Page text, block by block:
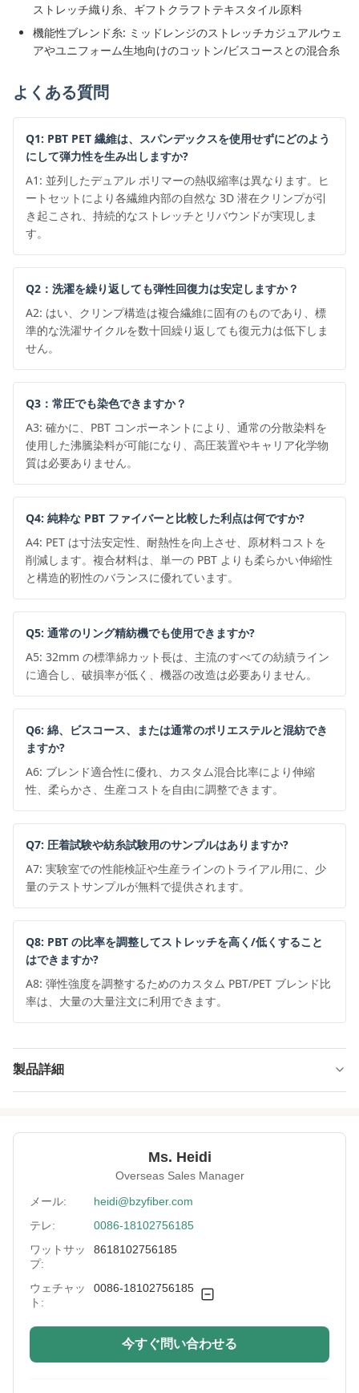
ストレッチ織り糸、ギフトクラフトテキスタイル原料
機能性ブレンド糸: ミッドレンジのストレッチカジュアルウェ
アやユニフォーム生地向けのコットン/ビスコースとの混合糸
よくある質問
Q1: PBT PET 繊維は、スパンデックスを使用せずにどのよう
にして弾力性を生み出しますか?
A1: 並列したデュアル ポリマーの熱収縮率は異なります。ヒ
ートセットにより各繊維内部の自然な 3D 潜在クリンプが引
き起こされ、持続的なストレッチとリバウンドが実現しま
す。
Q2：洗濯を繰り返しても弾性回復力は安定しますか？
A2: はい、クリンプ構造は複合繊維に固有のものであり、標
準的な洗濯サイクルを数十回繰り返しても復元力は低下しま
せん。
Q3：常圧でも染色できますか？
A3: 確かに、PBT コンポーネントにより、通常の分散染料を
使用した沸騰染料が可能になり、高圧装置やキャリア化学物
質は必要ありません。
Q4: 純粋な PBT ファイバーと比較した利点は何ですか?
A4: PET は寸法安定性、耐熱性を向上させ、原材料コストを
削減します。複合材料は、単一の PBT よりも柔らかい伸縮性
と構造的靭性のバランスに優れています。
Q5: 通常のリング精紡機でも使用できますか?
A5: 32mm の標準綿カット長は、主流のすべての紡績ライン
に適合し、破損率が低く、機器の改造は必要ありません。
Q6: 綿、ビスコース、または通常のポリエステルと混紡でき
ますか?
A6: ブレンド適合性に優れ、カスタム混合比率により伸縮
性、柔らかさ、生産コストを自由に調整できます。
Q7: 圧着試験や紡糸試験用のサンプルはありますか?
A7: 実験室での性能検証や生産ラインのトライアル用に、少
量のテストサンプルが無料で提供されます。
Q8: PBT の比率を調整してストレッチを高く/低くすること
はできますか?
A8: 弾性強度を調整するためのカスタム PBT/PET ブレンド比
率は、大量の大量注文に利用できます。
製品詳細
Specification: 2.8D*32MM
Color: 白
More Sizes: カスタマイズ可能
Siliconized/Non-
Silicified:
Ms. Heidi
Overseas Sales Manager
メール:
heidi@bzyfiber.com
テレ:
0086-18102756185
ワットサッ
プ:
8618102756185
ウェチャッ
ト:
0086-18102756185
今すぐ問い合わせる